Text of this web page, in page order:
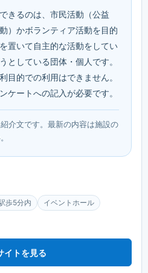
きるのは、市民活動（公益
）かボランティア活動を目的
置いて自主的な活動をしてい
としている団体・個人です。
目的での利用はできません。
ケートへの記入が必要です。
介文です。最新の内容は施設の
歩5分内
イベントホール
イトを見る